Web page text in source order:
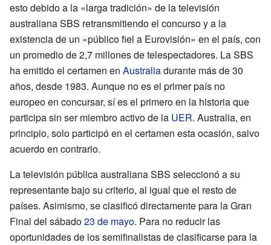
esto debido a la «larga tradición» de la televisión
australiana SBS retransmitiendo el concurso y a la
existencia de un «público fiel a Eurovisión» en el país, con
un promedio de 2,7 millones de telespectadores. La SBS
ha emitido el certamen en Australiadurante más de 30
años, desde 1983. Aunque no es el primer país no
europeo en concursar, sí es el primero en la historia que
participa sin ser miembro activo de la UER. Australia, en
principio, solo participó en el certamen esta ocasión, salvo
acuerdo en contrario.
La televisión pública australiana SBS seleccionó a su
representante bajo su criterio, al igual que el resto de
países. Asimismo, se clasificó directamente para la Gran
Final del sábado23 de mayo. Para no reducir las
oportunidades de los semifinalistas de clasificarse para la